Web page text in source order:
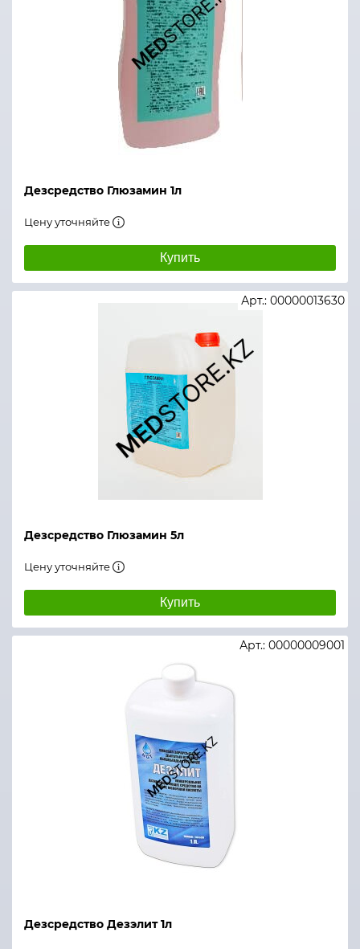
Дезсредство Глюзамин 1л
Цену уточняйте
Купить
Дезсредство Глюзамин 5л
Арт.: 00000013630
Цену уточняйте
Купить
Дезсредство Дезэлит 1л
Арт.: 00000009001